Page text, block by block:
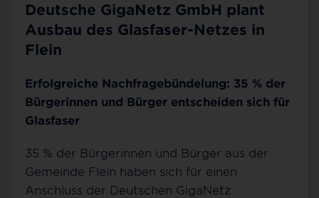
Deutsche GigaNetz GmbH plant
Ausbau des Glasfaser-Netzes in
Flein
Erfolgreiche Nachfragebündelung: 35 % der
Bürgerinnen und Bürger entscheiden sich für
Glasfaser
35 % der Bürgerinnen und Bürger aus der
Gemeinde Flein haben sich für einen
Anschluss der Deutschen GigaNetz